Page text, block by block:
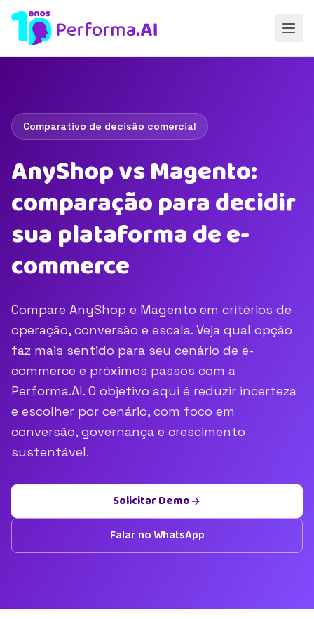
Comparativo de decisão comercial
AnyShop vs Magento:
comparação para decidir
sua plataforma de e-
commerce
Compare AnyShop e Magento em critérios de
operação, conversão e escala. Veja qual opção
faz mais sentido para seu cenário de e-
commerce e próximos passos com a
Performa.AI. O objetivo aqui é reduzir incerteza
e escolher por cenário, com foco em
conversão, governança e crescimento
sustentável.
Solicitar Demo
Falar no WhatsApp